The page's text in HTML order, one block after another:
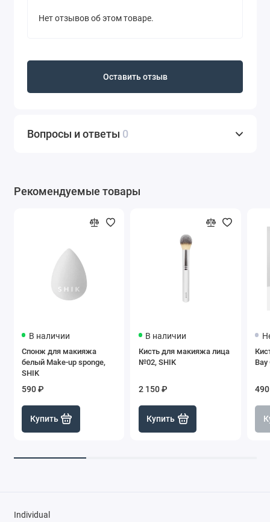
Нет отзывов об этом товаре.
Оставить отзыв
Вопросы и ответы 0
Рекомендуемые товары
В наличии
Спонж для макияжа
белый Make-up sponge,
SHIK
590 ₽
Купить
В наличии
Кисть для макияжа лица
№02, SHIK
2 150 ₽
Купить
Bay
Individual